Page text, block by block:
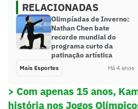
RELACIONADAS
Olimpíadas de Inverno:
Nathan Chen bate
recorde mundial do
programa curto da
patinação artística
Mais Esportes Há 4 anos
> Com apenas 15 anos,
história nos Jogos